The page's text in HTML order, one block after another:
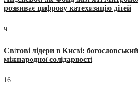
розвиває цифрову катехизацію дітей
9
Світові лідери в Києві:
міжнародної солідарності
16